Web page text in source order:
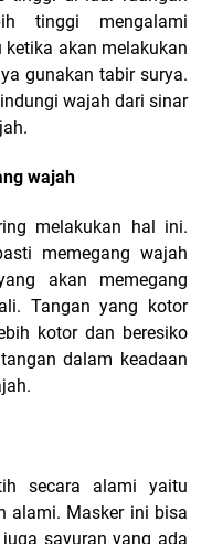
tinggi mengalami
ketika akan melakukan
gunakan tabir surya.
wajah dari sinar
wajah
melakukan hal ini.
memegang wajah
akan memegang
Tangan yang kotor
kotor dan beresiko
dalam keadaan
secara alami yaitu
alami. Masker ini bisa
sayuran yang ada